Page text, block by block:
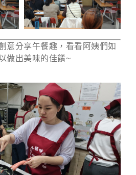
意分享午餐趣，看看阿姨們如
做出美味的佳餚~